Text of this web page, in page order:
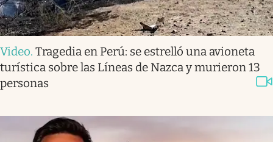
Video. Tragedia en Perú: se estrelló una avioneta
turística sobre las Líneas de Nazca y murieron 13
personas